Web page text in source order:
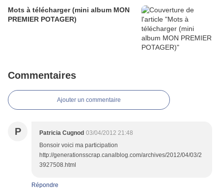
Mots à télécharger (mini album MON
PREMIER POTAGER)
Commentaires
Ajouter un commentaire
P Patricia Cugnod 03/04/2012 21:48
Bonsoir voici ma participation
http://generationsscrap.canalblog.com/archives/2012/04/03/2
3927508.html
Répondre